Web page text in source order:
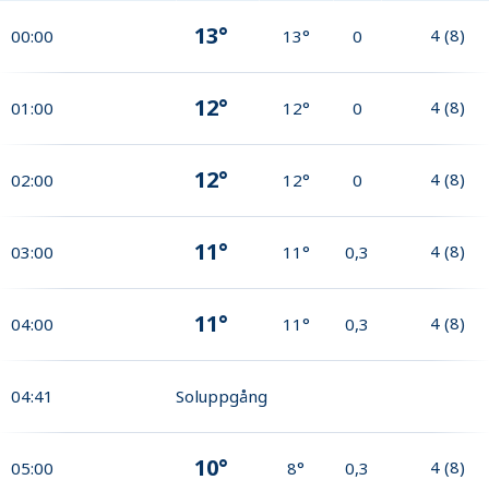
00:00 13° 13° 0 4 (8)
01:00 12° 12° 0 4 (8)
02:00 12° 12° 0 4 (8)
03:00 11° 11° 0,3 4 (8)
04:00 11° 11° 0,3 4 (8)
04:41 Soluppgång
05:00 10° 8° 0,3 4 (8)